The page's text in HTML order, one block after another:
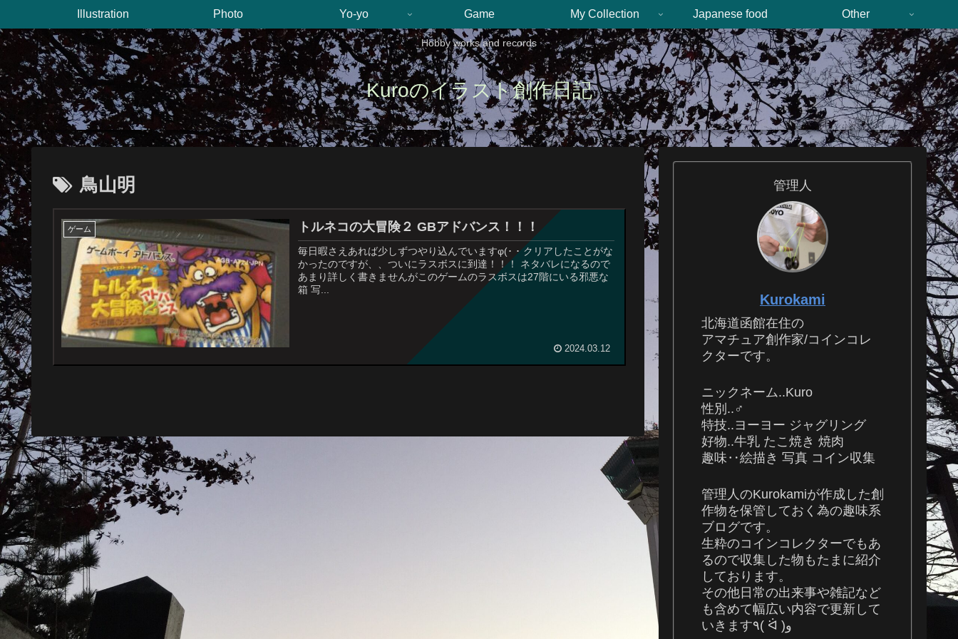
Hobby works and records
Kuroのイラスト創作日記
Illustration Photo Yo-yo Game My Collection Japanese food Other
鳥山明
ゲーム トルネコの大冒険２ GBアドバンス！！！
毎日暇さえあれば少しずつやり込んでいますφ(･ ･ クリアしたことがな
かったのですが、、ついにラスボスに到達！！！ ネタバレになるので
あまり詳しく書きませんがこのゲームのラスボスは27階にいる邪悪な
箱 写...
2024.03.12
管理人
Kurokami
北海道函館在住の
アマチュア創作家/コインコレ
クターです。
ニックネーム..Kuro
性別..♂
特技..ヨーヨー ジャグリング
好物..牛乳 たこ焼き 焼肉
趣味‥絵描き 写真 コイン収集
管理人のKurokamiが作成した創
作物を保管しておく為の趣味系
ブログです。
生粋のコインコレクターでもあ
るので収集した物もたまに紹介
しております。
その他日常の出来事や雑記など
も含めて幅広い内容で更新して
いきます٩( ᐛ )و